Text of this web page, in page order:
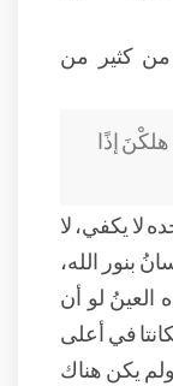
من كثير من
هلكْنَ إذًا
لا يكفي، لا
بنور الله،
العينُ لو أن
في أعلى
والرؤية: 12/10، ولم يكن هناك